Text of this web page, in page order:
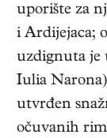
uporište za
i Ardijejaca;
uzdignuta je
Iulia
utvrđen
očuvanih